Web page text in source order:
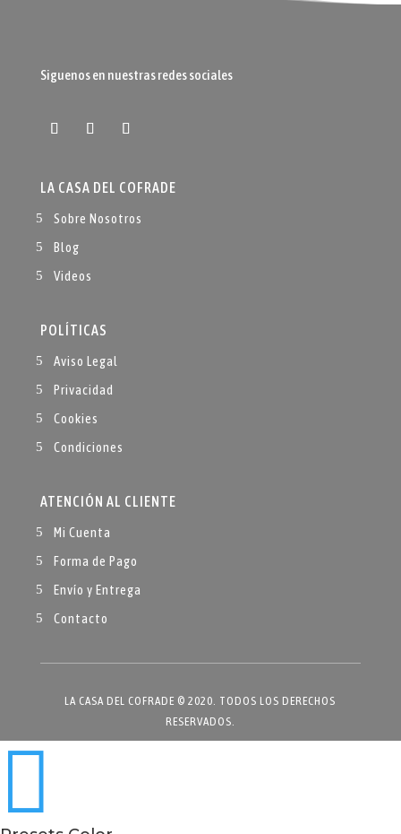
Siguenos en nuestras redes sociales
LA CASA DEL COFRADE
Sobre Nosotros
Blog
Videos
POLÍTICAS
Aviso Legal
Privacidad
Cookies
Condiciones
ATENCIÓN AL CLIENTE
Mi Cuenta
Forma de Pago
Envío y Entrega
Contacto
LA CASA DEL COFRADE © 2020. TODOS LOS DERECHOS
RESERVADOS.
